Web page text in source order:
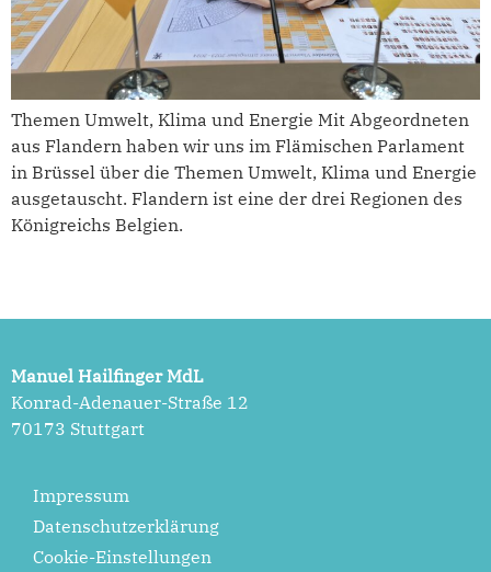
Themen Umwelt, Klima und Energie Mit Abgeordneten
aus Flandern haben wir uns im Flämischen Parlament
in Brüssel über die Themen Umwelt, Klima und Energie
ausgetauscht. Flandern ist eine der drei Regionen des
Königreichs Belgien.
Manuel Hailfinger MdL
Konrad-Adenauer-Straße 12
70173 Stuttgart
Impressum
Datenschutzerklärung
Cookie-Einstellungen